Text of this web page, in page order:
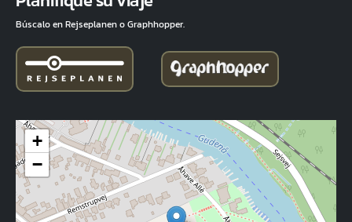
Búscalo en Rejseplanen o Graphhopper.
+
−